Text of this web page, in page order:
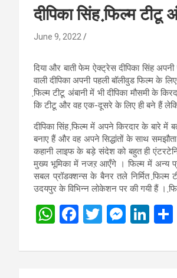
दीपिका सिंह फि़ल्म टीटू
June 9, 2022
दिया और बाती फेम ऐक्ट्रेस दीपिका सिंह
वाली दीपिका अपनी पहली बॉलीवुड फिल्म के
फि़ल्म टीटू अंबानी में भी दीपिका मौसमी के
कि टीटू और वह एक-दूसरे के लिए ही बने हैं
दीपिका सिंह फि़ल्म में अपने किरदार के बारे
बनाए हैं और वह अपने सिद्धांतों के साथ
कहानी लाइफ के बड़े संदेश को बहुत ही
मुख्य भूमिका में नजऱ आएँगे । फिल्म में अन्य
सबल प्रॉडक्शन्स के बैनर तले निर्मित फि़ल्म
उदयपुर के विभिन्न लोकेशन पर की गयी हैं ।
W
at
F
ce
T
tt
M
se
Li
ke